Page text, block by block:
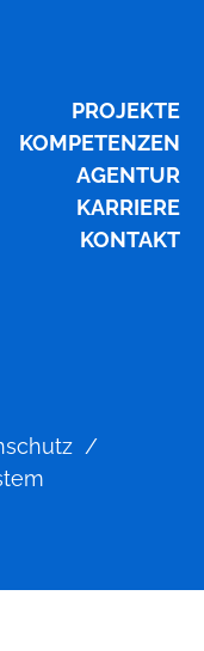
PROJEKTE
KOMPETENZEN
AGENTUR
KARRIERE
KONTAKT